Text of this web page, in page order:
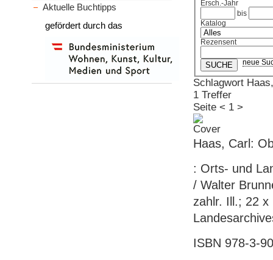
Ersch.-Jahr
bis
Katalog
Rezensent
neue
Schlagwort
1 Treffer
Seite < 1 >
Haas, Carl:
: Orts- und
/ Walter
zahlr. Ill.; 22 x
ISBN 978-3-
Aktuelle Buchtipps
gefördert durch das